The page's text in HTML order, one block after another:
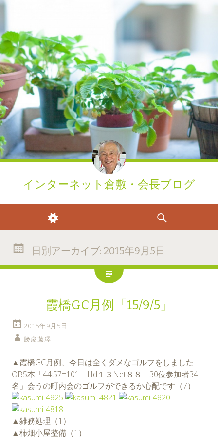
インターネット倉敷・会長ブログ
ウィジェット
日別アーカイブ: 2015年9月5日
霞橋GC月例「15/9/5」
2015年9月5日
勝彦藤澤
▲霞橋GC月例、今日は全くダメなゴルフをしました
OB5本「44:57=101 Hd１３Net８８ 30位参加者34
名」会うの町内会のゴルフができるか心配です（7）
▲雑務処理（1）
▲柿畑小屋整備（1）